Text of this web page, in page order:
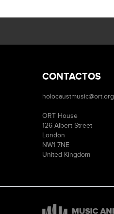
CONTACTOS
holocaustmusic@ort.org
ORT House
126 Albert Street
London
NW1 7NE
United Kingdom